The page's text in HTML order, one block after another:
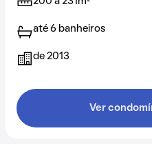
até 6 banheiros
de 2013
Ver